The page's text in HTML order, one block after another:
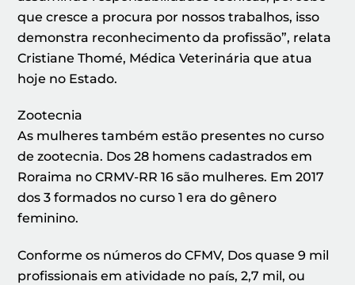
que cresce a procura por nossos trabalhos, isso
demonstra reconhecimento da profissão”, relata
Cristiane Thomé, Médica Veterinária que atua
hoje no Estado.
Zootecnia
As mulheres também estão presentes no curso
de zootecnia. Dos 28 homens cadastrados em
Roraima no CRMV-RR 16 são mulheres. Em 2017
dos 3 formados no curso 1 era do gênero
feminino.
Conforme os números do CFMV, Dos quase 9 mil
profissionais em atividade no país, 2,7 mil, ou